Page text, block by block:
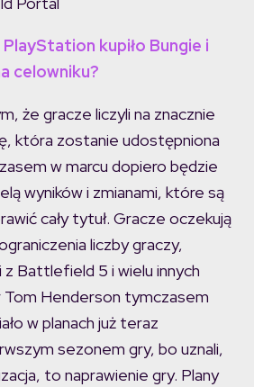
kupiło Bungie i
celowniku?
że gracze liczyli na znacznie
która zostanie udostępniona
w marcu dopiero będzie
wyników i zmianami, które są
cały tytuł. Gracze oczekują
liczby graczy,
Battlefield 5 i wielu innych
Henderson tymczasem
w planach już teraz
sezonem gry, bo uznali,
to naprawienie gry. Plany